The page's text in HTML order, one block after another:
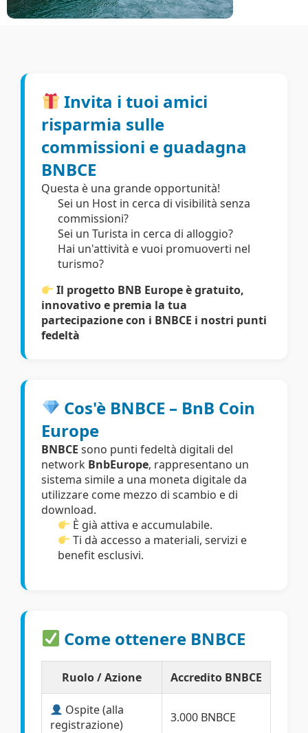
Invita i tuoi amici
risparmia sulle
commissioni e guadagna
BNBCE
Questa è una grande opportunità!
Sei un Host in cerca di visibilità senza
commissioni?
Sei un Turista in cerca di alloggio?
Hai un'attività e vuoi promuoverti nel
turismo?
Il progetto BNB Europe è gratuito,
innovativo e premia la tua
partecipazione con i BNBCE i nostri punti
fedeltà
Cos'è BNBCE – BnB Coin
Europe
BNBCE sono punti fedeltà digitali del
network BnbEurope, rappresentano un
sistema simile a una moneta digitale da
utilizzare come mezzo di scambio e di
download.
È già attiva e accumulabile.
Ti dà accesso a materiali, servizi e
benefit esclusivi.
Come ottenere BNBCE
Ruolo / Azione Accredito BNBCE
Ospite (alla
registrazione)
3.000 BNBCE